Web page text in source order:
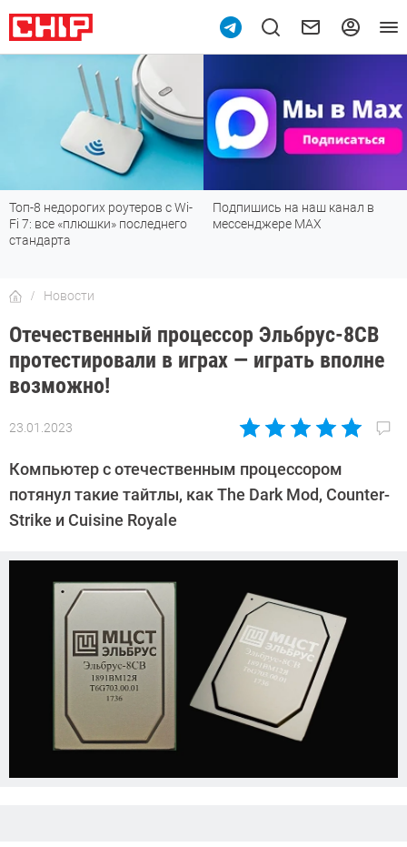
Топ-8 недорогих роутеров с Wi-
Fi 7: все «плюшки» последнего
стандарта
Подпишись на наш канал в
мессенджере МАХ
Новости
Отечественный процессор Эльбрус-8СВ
протестировали в играх — играть вполне
возможно!
23.01.2023
Автор:
Кошик
Компьютер с отечественным процессором
потянул такие тайтлы, как The Dark Mod, Counter-
Strike и Cuisine Royale